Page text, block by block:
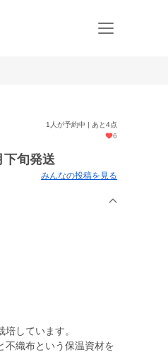
1人が予約中 | あと4点
6
旬発送
みんなの投稿を見る
しています。
不織布という保温資材を